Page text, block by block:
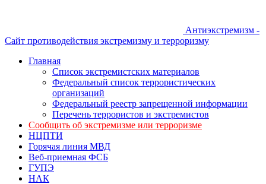
Антиэкстремизм -
Сайт противодействия экстремизму и терроризму
Главная
Список экстремистских материалов
Федеральный список террористических
организаций
Федеральный реестр запрещенной информации
Перечень террористов и экстремистов
Сообщить об экстремизме или терроризме
НЦПТИ
Горячая линия МВД
Веб-приемная ФСБ
ГУПЭ
НАК